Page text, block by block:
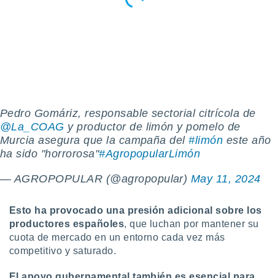
Pedro Gomáriz, responsable sectorial citrícola de
@La_COAG y productor de limón y pomelo de
Murcia asegura que la campaña del#limón este año
ha sido "horrorosa"#AgropopularLimón
— AGROPOPULAR (@agropopular) May 11, 2024
Esto ha provocado una presión adicional sobre los
productores españoles, que luchan por mantener su
cuota de mercado en un entorno cada vez más
competitivo y saturado.